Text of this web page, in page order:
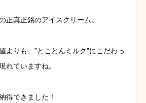
正真正銘のアイスクリーム。
よりも、”とことんミルク”にこだわっ
れていますね。
得できました！